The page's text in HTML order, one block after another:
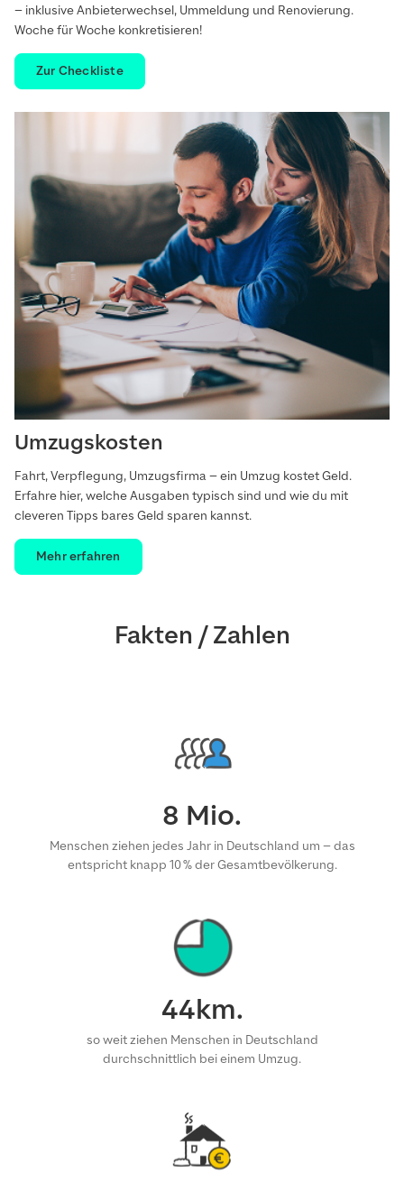
– inklusive Anbieterwechsel, Ummeldung und Renovierung.
Woche für Woche konkretisieren!
Zur Checkliste
Umzugskosten
Fahrt, Verpflegung, Umzugsfirma – ein Umzug kostet Geld.
Erfahre hier, welche Ausgaben typisch sind und wie du mit
cleveren Tipps bares Geld sparen kannst.
Mehr erfahren
Fakten / Zahlen
8 Mio.
Menschen ziehen jedes Jahr in Deutschland um – das
entspricht knapp 10 % der Gesamtbevölkerung.
44km.
so weit ziehen Menschen in Deutschland
durchschnittlich bei einem Umzug.